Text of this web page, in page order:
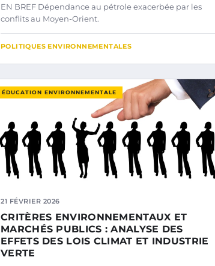
EN BREF Dépendance au pétrole exacerbée par les
conflits au Moyen-Orient.
POLITIQUES ENVIRONNEMENTALES
ÉDUCATION ENVIRONNEMENTALE
21 FÉVRIER 2026
CRITÈRES ENVIRONNEMENTAUX ET
MARCHÉS PUBLICS : ANALYSE DES
EFFETS DES LOIS CLIMAT ET INDUSTRIE
VERTE